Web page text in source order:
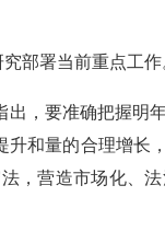
部署当前重点工作
，要准确把握明
和量的合理增长
，营造市场化、